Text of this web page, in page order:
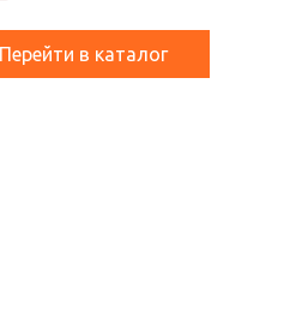
Перейти в каталог